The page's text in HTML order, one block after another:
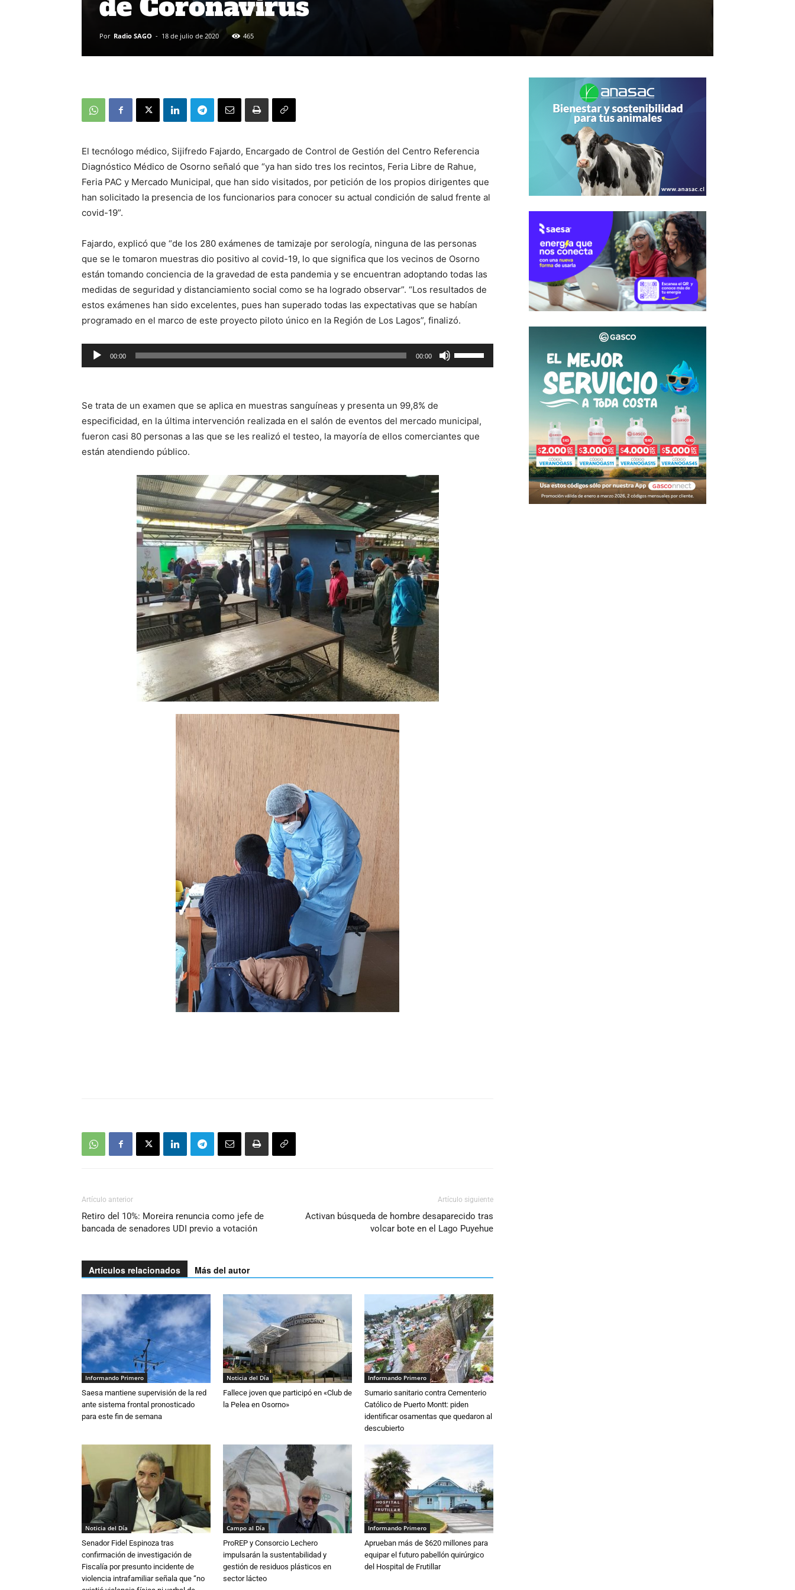
Por Radio SAGO - 18 de julio de 2020 465
El tecnólogo médico, Sijifredo Fajardo, Encargado de Control de Gestión del Centro Referencia
Diagnóstico Médico de Osorno señaló que “ya han sido tres los recintos, Feria Libre de Rahue,
Feria PAC y Mercado Municipal, que han sido visitados, por petición de los propios dirigentes que
han solicitado la presencia de los funcionarios para conocer su actual condición de salud frente al
covid-19”.
Fajardo, explicó que “de los 280 exámenes de tamizaje por serología, ninguna de las personas
que se le tomaron muestras dio positivo al covid-19, lo que significa que los vecinos de Osorno
están tomando conciencia de la gravedad de esta pandemia y se encuentran adoptando todas las
medidas de seguridad y distanciamiento social como se ha logrado observar”. “Los resultados de
estos exámenes han sido excelentes, pues han superado todas las expectativas que se habían
programado en el marco de este proyecto piloto único en la Región de Los Lagos”, finalizó.
Reproductor
de
00:00 00:00
las
arriba/abajo
para
Se trata de un examen que se aplica en muestras sanguíneas y presenta un 99,8% de
especificidad, en la última intervención realizada en el salón de eventos del mercado municipal,
fueron casi 80 personas a las que se les realizó el testeo, la mayoría de ellos comerciantes que
están atendiendo público.
Artículo anterior
Retiro del 10%: Moreira renuncia como jefe de
bancada de senadores UDI previo a votación
Artículo siguiente
Activan búsqueda de hombre desaparecido tras
volcar bote en el Lago Puyehue
Artículos relacionados Más del autor
Informando Primero
Saesa mantiene supervisión de la red
ante sistema frontal pronosticado
para este fin de semana
Noticia del Día
Fallece joven que participó en «Club de
la Pelea en Osorno»
Informando Primero
Sumario sanitario contra Cementerio
Católico de Puerto Montt: piden
identificar osamentas que quedaron al
descubierto
Noticia del Día
Senador Fidel Espinoza tras
confirmación de investigación de
Fiscalía por presunto incidente de
violencia intrafamiliar señala que “no
Campo al Día
ProREP y Consorcio Lechero
impulsarán la sustentabilidad y
gestión de residuos plásticos en
sector lácteo
Informando Primero
Aprueban más de $620 millones para
equipar el futuro pabellón quirúrgico
del Hospital de Frutillar